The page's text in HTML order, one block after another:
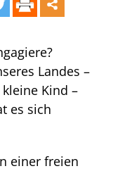
Landes –
Kind –
es sich
einer freien